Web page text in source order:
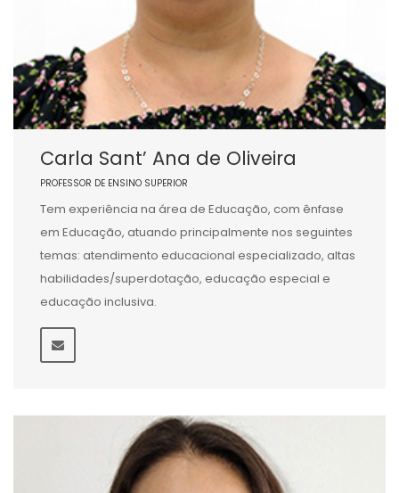
Carla Sant’ Ana de Oliveira
PROFESSOR DE ENSINO SUPERIOR
Tem experiência na área de Educação, com ênfase
em Educação, atuando principalmente nos seguintes
temas: atendimento educacional especializado, altas
habilidades/superdotação, educação especial e
educação inclusiva.